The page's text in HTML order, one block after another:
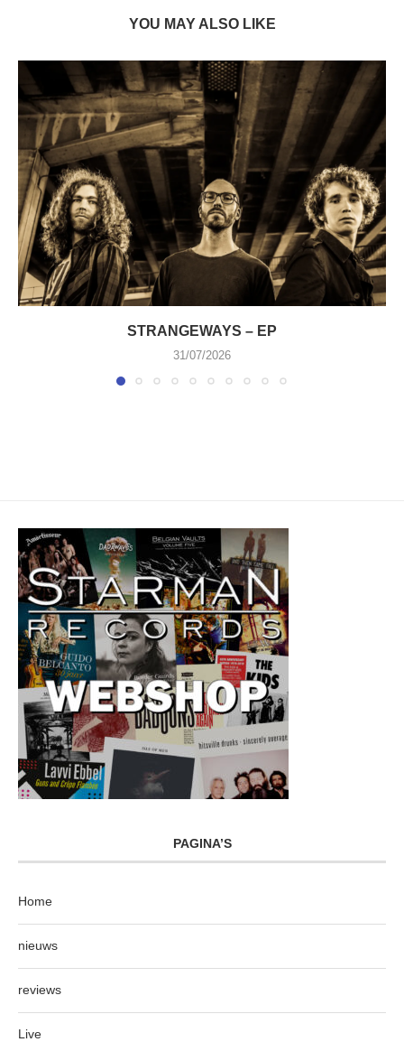
YOU MAY ALSO LIKE
STRANGEWAYS – EP
31/07/2026
PAGINA’S
Home
nieuws
reviews
Live